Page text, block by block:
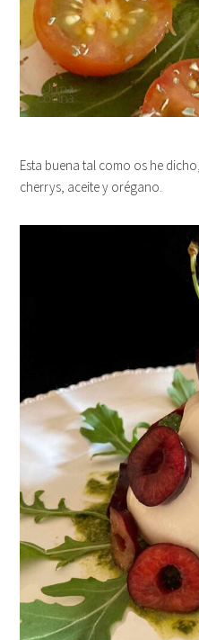
Esta buena tal como os he
cherrys, aceite y orégano.